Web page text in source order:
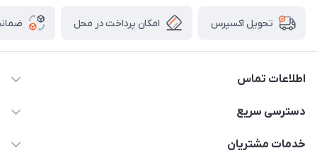
تحویل اکسپرس امکان پرداخت در محل
اطلاعات تماس
09124780957
دسترسی سریع
حساب کاربری
خدمات مشتریان